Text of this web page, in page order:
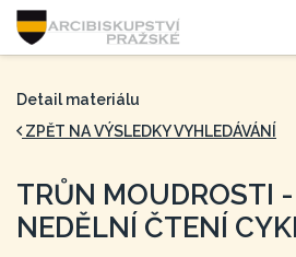
Detail materiálu
ZPĚT NA VÝSLEDKY VYHLEDÁVÁNÍ
TRŮN MOUDROSTI
NEDĚLNÍ ČTENÍ